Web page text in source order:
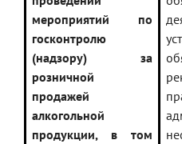
мероприятий по
госконтролю
(надзору) за
розничной
продажей
алкогольной
продукции, в том